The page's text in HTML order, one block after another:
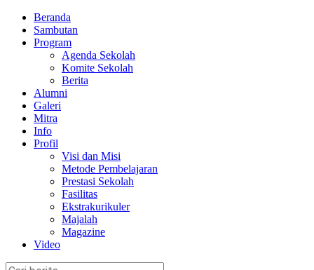
Beranda
Sambutan
Program
Agenda Sekolah
Komite Sekolah
Berita
Alumni
Galeri
Mitra
Info
Profil
Visi dan Misi
Metode Pembelajaran
Prestasi Sekolah
Fasilitas
Ekstrakurikuler
Majalah
Magazine
Video
Cari